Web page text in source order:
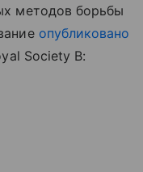
методов борьбы
опубликовано
Society B: